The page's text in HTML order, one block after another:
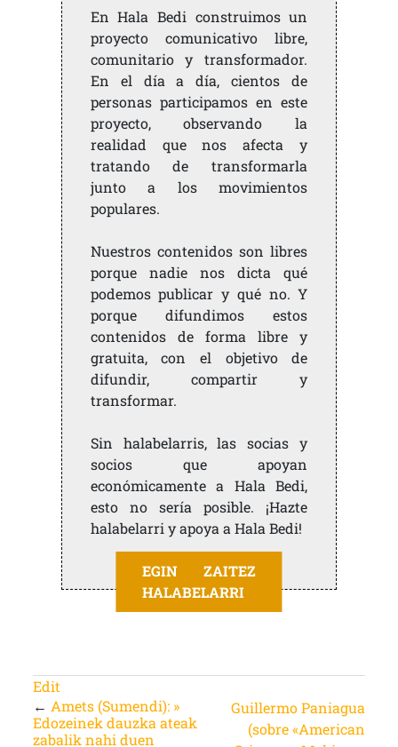
En Hala Bedi construimos un
proyecto comunicativo libre,
comunitario y transformador.
En el día a día, cientos de
personas participamos en este
proyecto, observando la
realidad que nos afecta y
tratando de transformarla
junto a los movimientos
populares.
Nuestros contenidos son libres
porque nadie nos dicta qué
podemos publicar y qué no. Y
porque difundimos estos
contenidos de forma libre y
gratuita, con el objetivo de
difundir, compartir y
transformar.
Sin halabelarris, las socias y
socios que apoyan
económicamente a Hala Bedi,
esto no sería posible. ¡Hazte
halabelarri y apoya a Hala Bedi!
EGIN ZAITEZ
HALABELARRI
Edit
← Amets (Sumendi): »
Edozeinek dauzka ateak
zabalik nahi duen
Guillermo Paniagua
(sobre «American